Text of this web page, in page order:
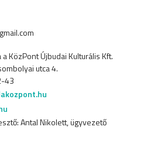
KözPont Újbudai Kulturális Kft.
utca 4.
43
Antal Nikolett, ügyvezető